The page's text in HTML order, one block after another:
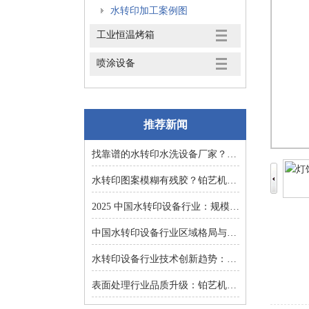
水转印加工案例图
工业恒温烤箱
喷涂设备
推荐新闻
找靠谱的水转印水洗设备厂家？东莞铂艺机械提供一对一非标定制
水转印图案模糊有残胶？铂艺机械自动化水洗设备一键解决难题
2025 中国水转印设备行业：规模扩张、结构优化与增长逻辑深度解析
中国水转印设备行业区域格局与投资机会：集群效应与增量市场的双重红利
水转印设备行业技术创新趋势：智能化、环保化与精密化的突围之路
表面处理行业品质升级：铂艺机械水转印设备重塑装饰工艺新标准